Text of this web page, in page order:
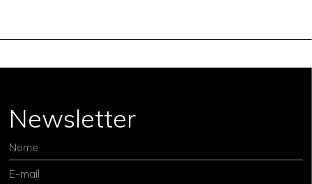
Newsletter
Nome
E-mail